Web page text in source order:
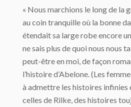
« Nous marchions le long de la
au coin tranquille où la bonne
étendait sa large robe encore
ne sais plus de quoi nous nous
peut-être en moi, de façon
l’histoire d’Abelone. (Les
à admettre les histoires infinies
celles de Rilke, des histoires